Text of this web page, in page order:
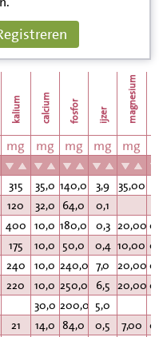
kalium calcium fosfor ijzer magnesium
mg mg mg mg mg
315 35,0 140,0 3,9 35,00
120 32,0 64,0 0,1
400 10,0 180,0 0,3 20,00
175 10,0 50,0 0,4 10,00
240 10,0 240,0 7,0 20,00
220 10,0 250,0 6,5 20,00
30,0 200,0 5,0
21 14,0 84,0 0,5 7,00